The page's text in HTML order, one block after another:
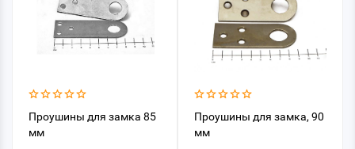
Проушины для замка 85
мм
Проушины для замка, 90
мм